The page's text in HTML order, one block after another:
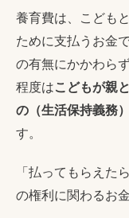
養育費は、こども
ために支払うお金
の有無にかかわら
程度はこどもが親
の（生活保持義務）
す。
「払ってもらえた
の権利に関わるお